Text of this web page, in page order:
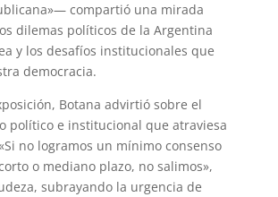
compartió una mirada
dilemas políticos de la Argentina
y los desafíos institucionales que
democracia.
Botana advirtió sobre el
político e institucional que atraviesa
no logramos un mínimo consenso
o mediano plazo, no salimos»,
subrayando la urgencia de